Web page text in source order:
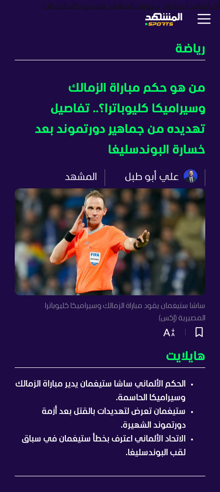
أخبار برامجالمشهد سبورتسالمشهد بزنسبودكاستترندات
رياضة
من هو حكم مباراة الزمالك
وسيراميكا كليوباترا؟.. تفاصيل
تهديده من جماهير دورتموند بعد
خسارة البوندسليغا
علي أبو طبل المشهد
ساشا ستيغمان يقود مباراة الزمالك وسيراميكا كليوباترا
المصيرية (إكس)
هايلايت
الحكم الألماني ساشا ستيغمان يدير مباراة الزمالك
وسيراميكا الحاسمة.
ستيغمان تعرض لتهديدات بالقتل بعد أزمة
دورتموند الشهيرة.
الاتحاد الألماني اعترف بخطأ ستيغمان في سباق
لقب البوندسليغا.